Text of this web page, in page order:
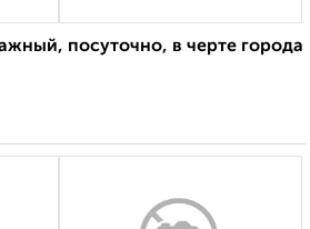
посуточно, в черте города